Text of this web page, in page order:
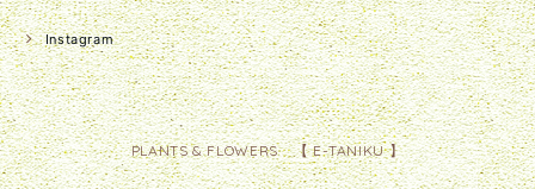
Instagram
PLANTS & FLOWERS 【 E-TANIKU 】